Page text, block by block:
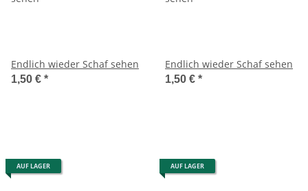
Endlich wieder Schaf sehen
1,50 € *
Endlich wieder Schaf sehen
1,50 € *
AUF LAGER AUF LAGER